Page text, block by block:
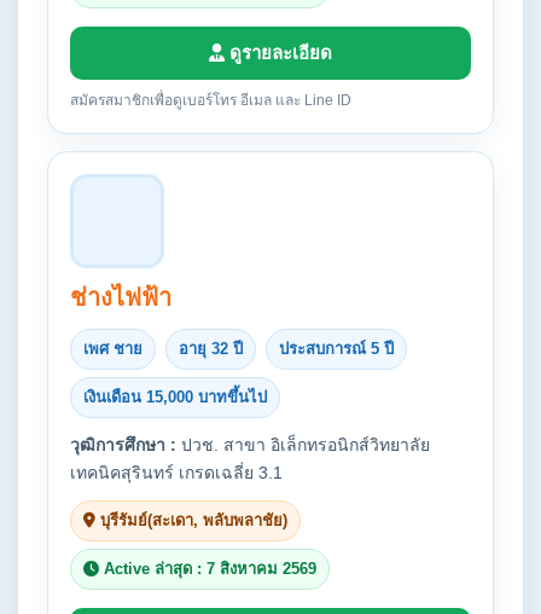
ดูรายละเอียด
สมัครสมาชิกเพื่อดูเบอร์โทร อีเมล และ Line ID
ช่างไฟฟ้า
เพศ ชาย อายุ 32 ปี ประสบการณ์ 5 ปี
เงินเดือน 15,000 บาทขึ้นไป
วุฒิการศึกษา : ปวช. สาขา อิเล็กทรอนิกส์วิทยาลัย
เทคนิคสุรินทร์ เกรดเฉลี่ย 3.1
บุรีรัมย์(สะเดา, พลับพลาชัย)
Active ล่าสุด : 7 สิงหาคม 2569